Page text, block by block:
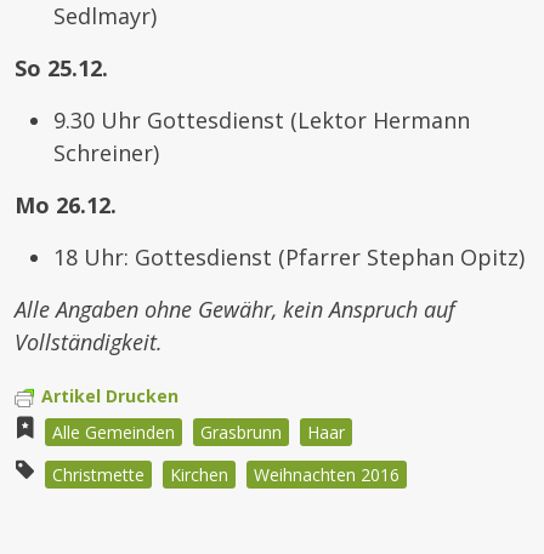
Sedlmayr)
So 25.12.
9.30 Uhr Gottesdienst (Lektor Hermann
Schreiner)
Mo 26.12.
18 Uhr: Gottesdienst (Pfarrer Stephan Opitz)
Alle Angaben ohne Gewähr, kein Anspruch auf
Vollständigkeit.
Artikel Drucken
Alle Gemeinden
Grasbrunn
Haar
Christmette
Kirchen Weihnachten 2016